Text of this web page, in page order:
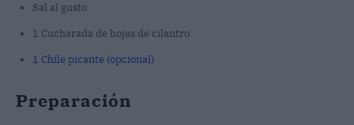
Sal al gusto
1 Cucharada de hojas de cilantro
1 Chile picante (opcional)
Preparación